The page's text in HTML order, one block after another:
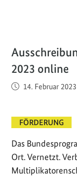
2023 online
Veröffentlicht am
14. Februar 2023
FÖRDERUNG
Das
Ort. Vernetzt.